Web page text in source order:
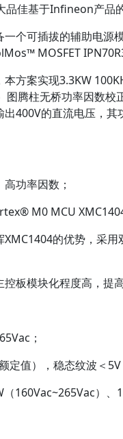
品佳基于Infineon产品
一个可插拔的辅助电
MOSFET
方案实现3.3KW
图腾柱无桥功率因数校
400V的直流电压，
功率因数；
M0 MCU
的优势，采
板模块化程度高，提
；
定值），稳态纹波＜5V
160Vac~265Vac）、